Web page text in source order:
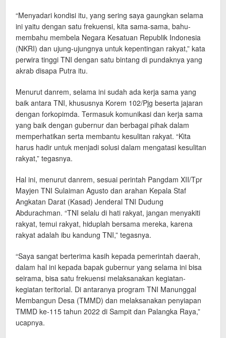
“Menyadari kondisi itu, yang sering saya gaungkan selama
ini yaitu dengan satu frekuensi, kita sama-sama, bahu-
membahu membela Negara Kesatuan Republik Indonesia
(NKRI) dan ujung-ujungnya untuk kepentingan rakyat,” kata
perwira tinggi TNI dengan satu bintang di pundaknya yang
akrab disapa Putra itu.
Menurut danrem, selama ini sudah ada kerja sama yang
baik antara TNI, khususnya Korem 102/Pjg beserta jajaran
dengan forkopimda. Termasuk komunikasi dan kerja sama
yang baik dengan gubernur dan berbagai pihak dalam
memperhatikan serta membantu kesulitan rakyat. “Kita
harus hadir untuk menjadi solusi dalam mengatasi kesulitan
rakyat,” tegasnya.
Hal ini, menurut danrem, sesuai perintah Pangdam XII/Tpr
Mayjen TNI Sulaiman Agusto dan arahan Kepala Staf
Angkatan Darat (Kasad) Jenderal TNI Dudung
Abdurachman. “TNI selalu di hati rakyat, jangan menyakiti
rakyat, temui rakyat, hiduplah bersama mereka, karena
rakyat adalah ibu kandung TNI,” tegasnya.
“Saya sangat berterima kasih kepada pemerintah daerah,
dalam hal ini kepada bapak gubernur yang selama ini bisa
seirama, bisa satu frekuensi melaksanakan kegiatan-
kegiatan teritorial. Di antaranya program TNI Manunggal
Membangun Desa (TMMD) dan melaksanakan penyiapan
TMMD ke-115 tahun 2022 di Sampit dan Palangka Raya,”
ucapnya.